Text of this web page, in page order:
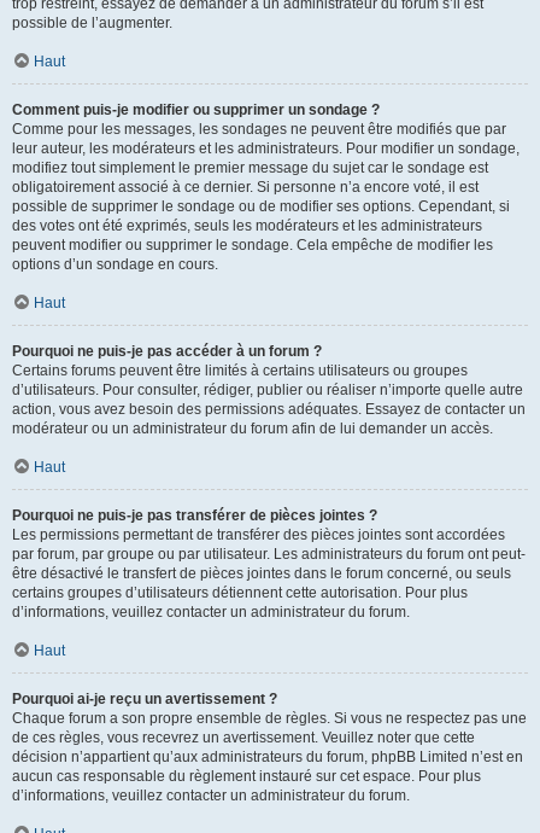
trop restreint, essayez de demander à un administrateur du forum s’il est
possible de l’augmenter.
Haut
Comment puis-je modifier ou supprimer un sondage ?
Comme pour les messages, les sondages ne peuvent être modifiés que par
leur auteur, les modérateurs et les administrateurs. Pour modifier un sondage,
modifiez tout simplement le premier message du sujet car le sondage est
obligatoirement associé à ce dernier. Si personne n’a encore voté, il est
possible de supprimer le sondage ou de modifier ses options. Cependant, si
des votes ont été exprimés, seuls les modérateurs et les administrateurs
peuvent modifier ou supprimer le sondage. Cela empêche de modifier les
options d’un sondage en cours.
Haut
Pourquoi ne puis-je pas accéder à un forum ?
Certains forums peuvent être limités à certains utilisateurs ou groupes
d’utilisateurs. Pour consulter, rédiger, publier ou réaliser n’importe quelle autre
action, vous avez besoin des permissions adéquates. Essayez de contacter un
modérateur ou un administrateur du forum afin de lui demander un accès.
Haut
Pourquoi ne puis-je pas transférer de pièces jointes ?
Les permissions permettant de transférer des pièces jointes sont accordées
par forum, par groupe ou par utilisateur. Les administrateurs du forum ont peut-
être désactivé le transfert de pièces jointes dans le forum concerné, ou seuls
certains groupes d’utilisateurs détiennent cette autorisation. Pour plus
d’informations, veuillez contacter un administrateur du forum.
Haut
Pourquoi ai-je reçu un avertissement ?
Chaque forum a son propre ensemble de règles. Si vous ne respectez pas une
de ces règles, vous recevrez un avertissement. Veuillez noter que cette
décision n’appartient qu’aux administrateurs du forum, phpBB Limited n’est en
aucun cas responsable du règlement instauré sur cet espace. Pour plus
d’informations, veuillez contacter un administrateur du forum.